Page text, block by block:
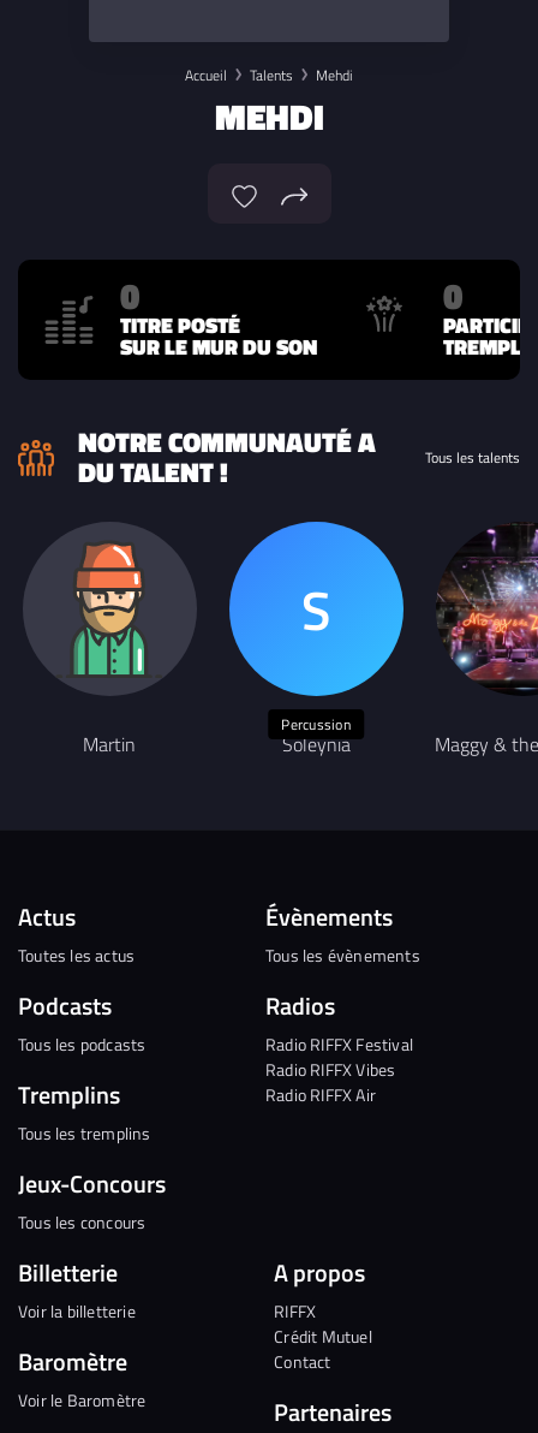
Accueil Talents Mehdi
MEHDI
0
TITRE POSTÉ
SUR LE MUR DU SON
0
NOTRE COMMUNAUTÉ A
DU TALENT ! Tous les talents
Martin
Percussion
Soleynia Maggy &
Actus
Toutes les actus
Podcasts
Tous les podcasts
Tremplins
Tous les tremplins
Jeux-Concours
Tous les concours
Évènements
Tous les évènements
Radios
Radio RIFFX Festival
Radio RIFFX Vibes
Radio RIFFX Air
Billetterie
Voir la billetterie
Baromètre
Voir le Baromètre
A propos
RIFFX
Crédit Mutuel
Contact
Partenaires